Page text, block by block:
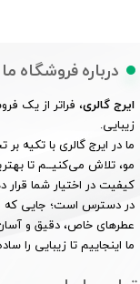
درباره فروشگاه ما
ایرج گالری، فراتر از یک
زیبایی.
مو، تلاش می‌کنیــم تا
کیفیت در اختیار شما قرار
در دسترس است؛ جایی که
عطرهای خاص، دقیق و
ما اینجاییم تا زیبایی را